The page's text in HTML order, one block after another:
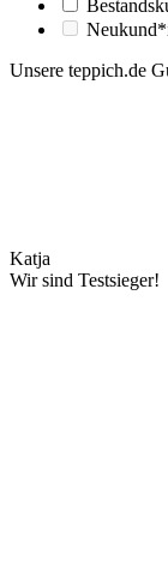
Unsere teppich.de
Katja
Wir sind Testsieger!